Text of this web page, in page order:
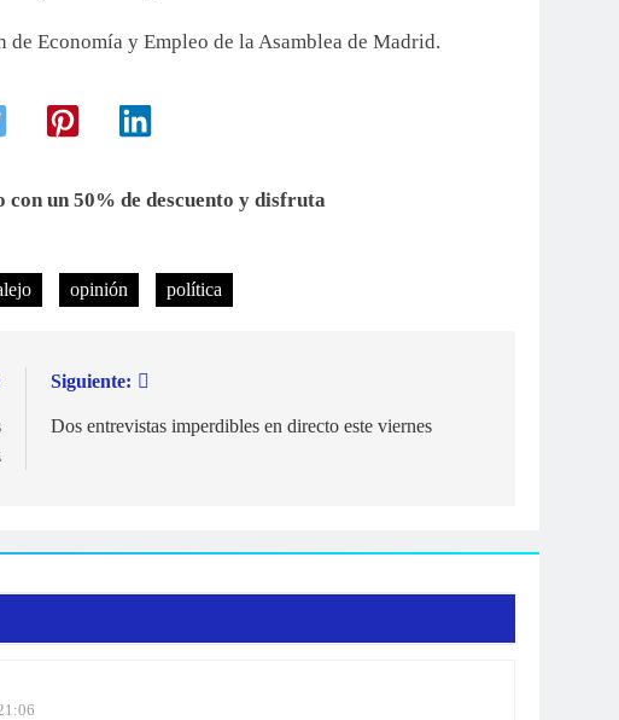
un 50% de descuento y disfruta
opinión política
Siguiente:
Dos entrevistas imperdibles en directo este viernes